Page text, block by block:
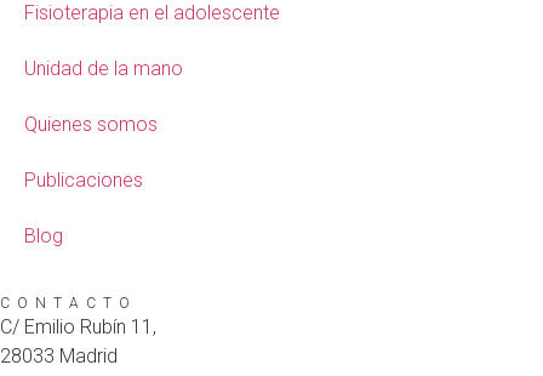
Fisioterapia en el adolescente
Unidad de la mano
Quienes somos
Publicaciones
Blog
CONTACTO
C/ Emilio Rubín 11,
28033 Madrid